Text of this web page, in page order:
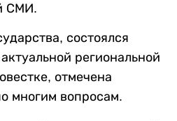
СМИ.
состоялся
региональной
отмечена
многим вопросам.